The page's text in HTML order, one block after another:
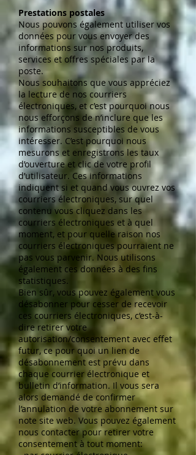
Prestations postales
Nous pouvons également utiliser vos
données pour vous envoyer des
informations sur nos produits,
services et offres spéciales par la
poste.
Nous souhaitons que vous appréciez
la lecture de nos courriers
électroniques, et c’est pourquoi nous
nous efforçons de n’inclure que les
informations susceptibles de vous
intéresser. C’est pourquoi nous
mesurons et enregistrons les taux
d’ouverture et clic de votre profil
d’utilisateur. Ces informations
indiquent si et quand vous ouvrez vos
courriers électroniques, sur quel
contenu vous cliquez dans les
courriers électroniques et à quel
moment, et pour quelle raison nos
courriers électroniques pourraient ne
pas vous parvenir. Nous utilisons
également ces données à des fins
statistiques.
Bien sûr, vous pouvez également vous
désabonner pour cesser de recevoir
ces courriers électroniques, c’est-à-
dire retirer votre
autorisation/consentement avec effet
futur, ce pour quoi un lien de
désabonnement est prévu dans
chaque courrier électronique et
bulletin d’information. Il vous sera
alors demandé de confirmer
l’annulation de votre abonnement sur
note site web. Vous pouvez également
nous contacter pour retirer votre
consentement à tout moment: